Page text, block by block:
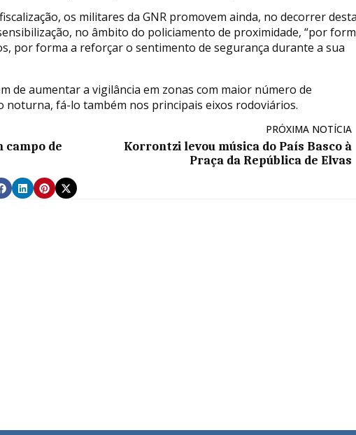
os militares da GNR promovem ainda, no decorrer desta
no âmbito do policiamento de proximidade, “por
por forma a reforçar o sentimento de segurança durante a sua
de aumentar a vigilância em zonas com maior número de
noturna, fá-lo também nos principais eixos rodoviários.
campo de
PRÓXIMA NOTÍCIA
Korrontzi levou música do País Basco à
Praça da República de Elvas